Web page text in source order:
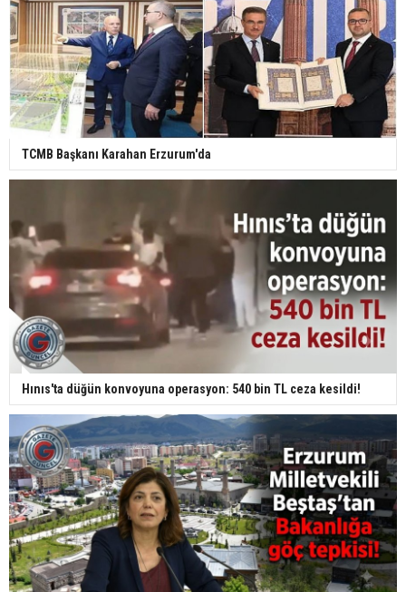
TCMB Başkanı Karahan Erzurum'da
Hınıs'ta düğün konvoyuna operasyon: 540 bin TL ceza kesildi!